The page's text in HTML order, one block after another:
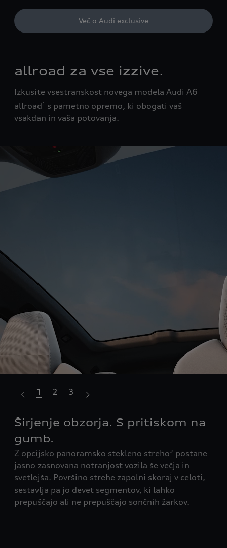
Več o Audi exclusive
allroad za vse izzive.
Izkusite vsestranskost novega modela Audi A6
allroad1
s pametno opremo, ki obogati vaš
vsakdan in vaša potovanja.
Širjenje obzorja. S pritiskom na
gumb.
Z opcijsko panoramsko stekleno streho² postane
jasno zasnovana notranjost vozila še večja in
svetlejša. Površino strehe zapolni skoraj v celoti,
sestavlja pa jo devet segmentov, ki lahko
prepuščajo ali ne prepuščajo sončnih žarkov.
1 2 3